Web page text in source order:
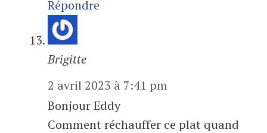
Répondre
Brigitte
2 avril 2023 à 7:41 pm
Bonjour Eddy
Comment réchauffer ce plat quand